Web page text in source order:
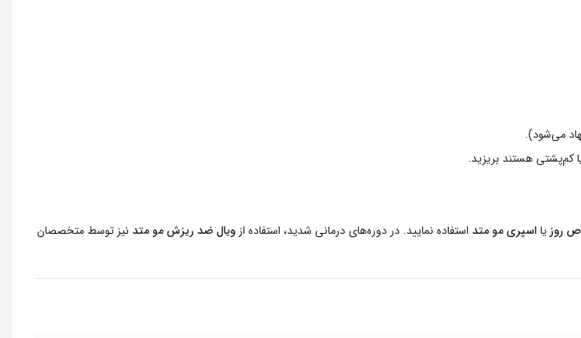
می‌شود).
کم‌پشتی هستند بریزید.
روز یااسپری مو متد استفاده نمایید. در دوره‌های درمانی شدید، استفاده از ویال ضد ریزش مو متد نیز توسط متخصصان